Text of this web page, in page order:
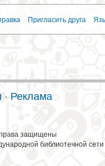
Пригласить друга
· Реклама
защищены
библиотечной